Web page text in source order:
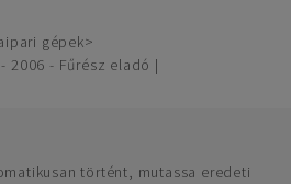
gépek
2006 - Fűrész eladó |
történt, mutassa eredeti